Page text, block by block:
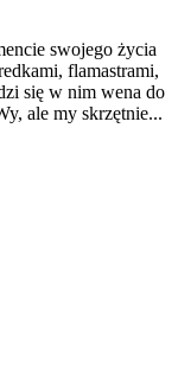
swojego życia
flamastrami,
się w nim wena do
ale my skrzętnie...